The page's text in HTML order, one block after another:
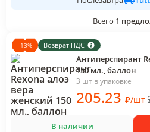
Всего 1
-13% Возврат НДС
Антиперспирант
150 мл., баллон
3 шт в упаковке
205.23 ₽/шт
В наличии